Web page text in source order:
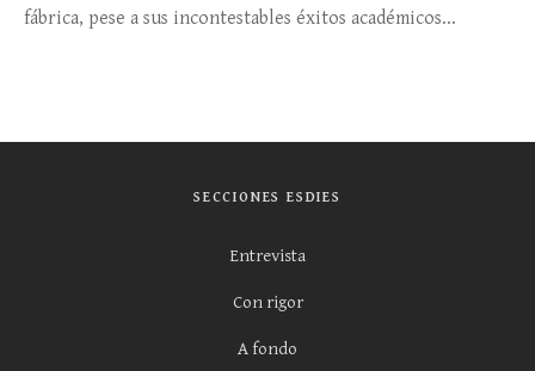
fábrica, pese a sus incontestables éxitos académicos...
SECCIONES ESDIES
Entrevista
Con rigor
A fondo